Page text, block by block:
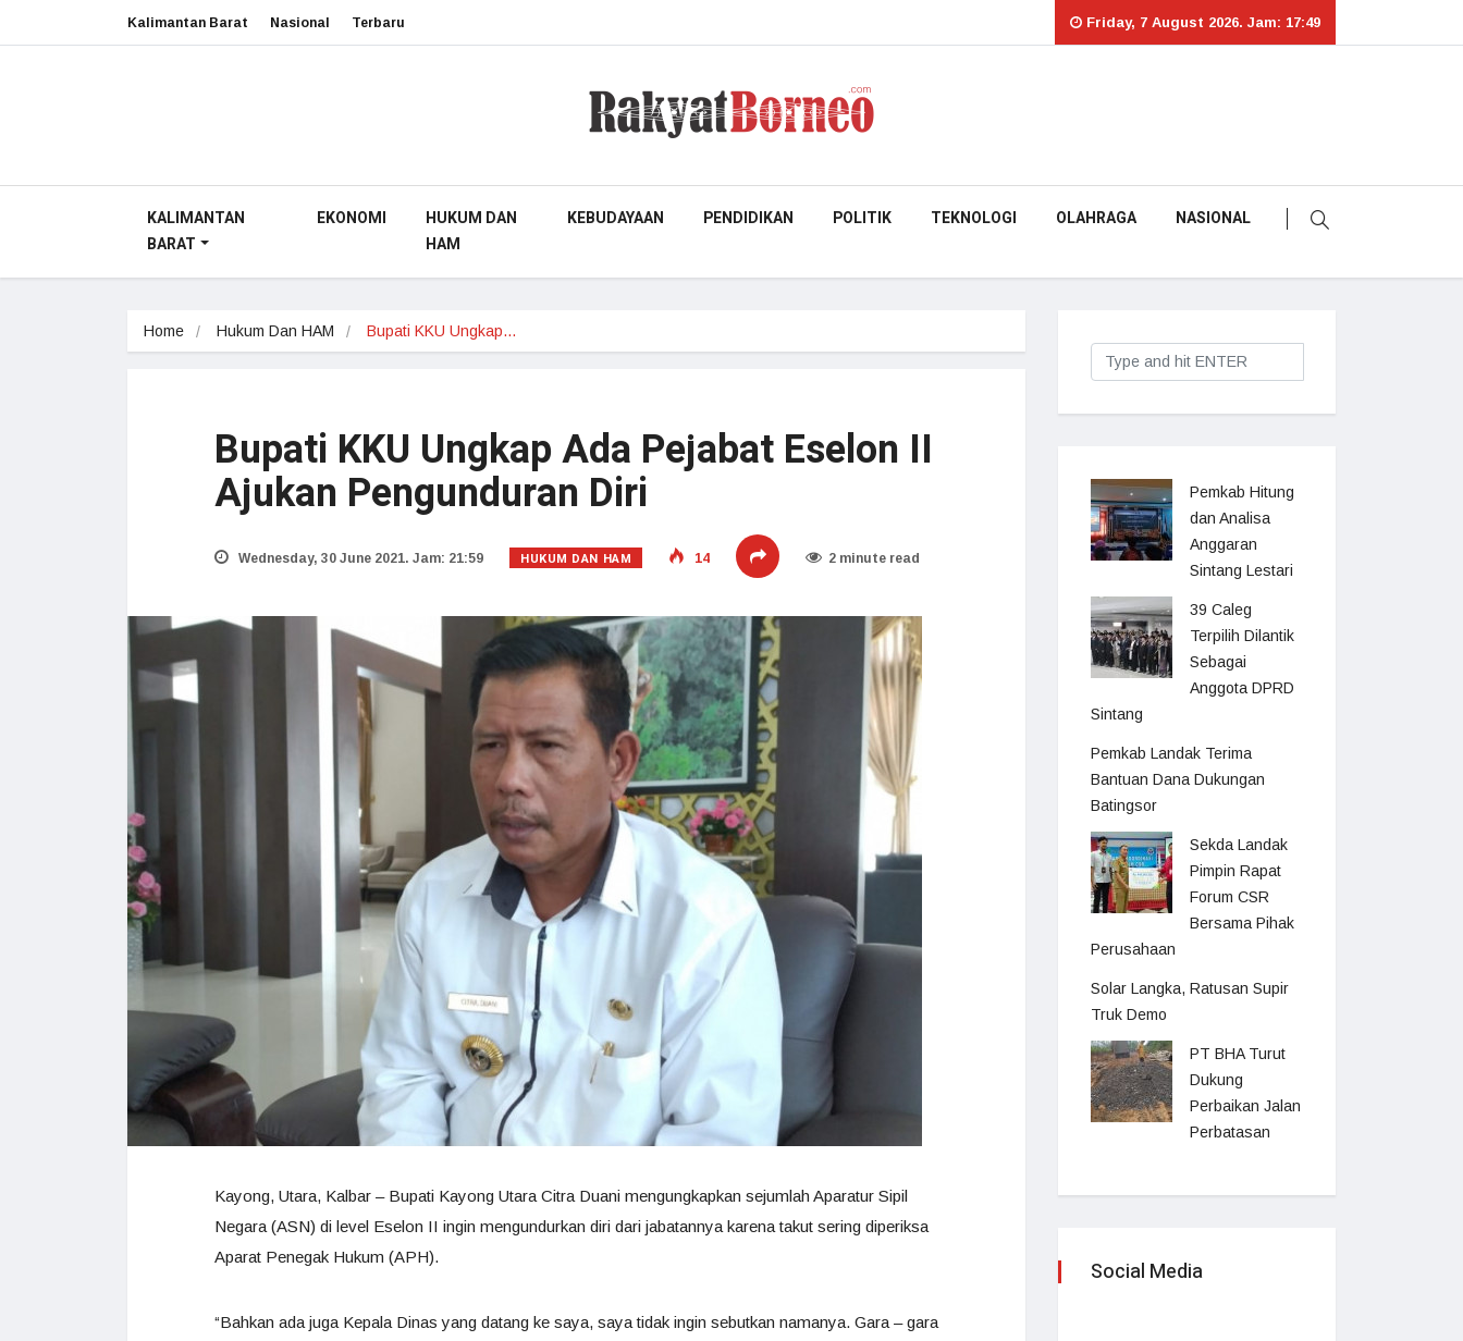
Kalimantan Barat Nasional Terbaru Friday, 7 August 2026. Jam: 17:49
KALIMANTAN
BARAT
EKONOMI
HUKUM DAN
HAM
KEBUDAYAAN PENDIDIKAN POLITIK TEKNOLOGI OLAHRAGA NASIONAL
Home Hukum Dan HAM Bupati KKU Ungkap…
Bupati KKU Ungkap Ada Pejabat Eselon II
Ajukan Pengunduran Diri
Wednesday, 30 June 2021. Jam: 21:59 HUKUM DAN HAM 14 2 minute read
Kayong, Utara, Kalbar – Bupati Kayong Utara Citra Duani mengungkapkan sejumlah Aparatur Sipil
Negara (ASN) di level Eselon II ingin mengundurkan diri dari jabatannya karena takut sering diperiksa
Aparat Penegak Hukum (APH).
“Bahkan ada juga Kepala Dinas yang datang ke saya, saya tidak ingin sebutkan namanya. Gara – gara
Pemkab Hitung
dan Analisa
Anggaran
Sintang Lestari
39 Caleg
Terpilih Dilantik
Sebagai
Anggota DPRD
Sintang
Pemkab Landak Terima
Bantuan Dana Dukungan
Batingsor
Sekda Landak
Pimpin Rapat
Forum CSR
Bersama Pihak
Perusahaan
Solar Langka, Ratusan Supir
Truk Demo
PT BHA Turut
Dukung
Perbaikan Jalan
Perbatasan
Social Media